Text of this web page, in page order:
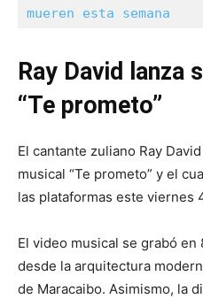
mueren esta semana
Ray David lanza
“Te prometo”
El cantante zuliano Ray
musical “Te prometo” y el
las plataformas este viernes
El video musical se grabó
desde la arquitectura
de Maracaibo. Asimismo, la